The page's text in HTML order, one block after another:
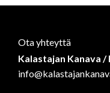
Ota yhteyttä
Kalastajan Kanava